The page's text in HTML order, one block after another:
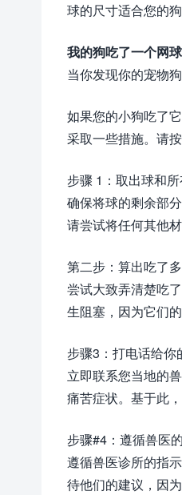
球的尺寸适合您的
我的狗吃了一个网
当你发现你的宠物
如果您的小狗吃了
采取一些措施。请
步骤 1：取出球和
确保将球的剩余部
请尝试将任何其他
第二步：算出吃了
尝试大致弄清楚吃
生阻塞，因为它们
步骤3：打电话给你
立即联系您当地的
痛苦症状。基于此
步骤#4：遵循兽医
遵循兽医诊所的指
待他们的建议，因